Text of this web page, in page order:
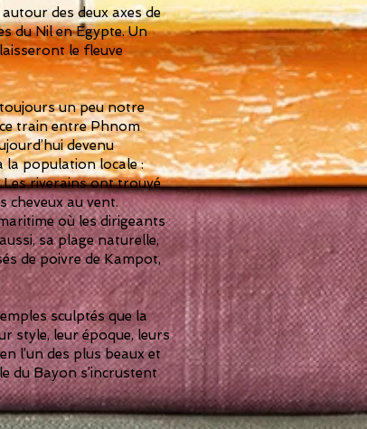
des deux axes de
du Nil en Egypte. Un
le fleuve
un peu notre
ce train entre Phnom
devenu
la population locale :
riverains ont trouvé
cheveux au vent.
où les dirigeants
sa plage naturelle,
de poivre de Kampot,
sculptés que la
style, leur époque, leurs
l’un des plus beaux et
du Bayon s’incrustent